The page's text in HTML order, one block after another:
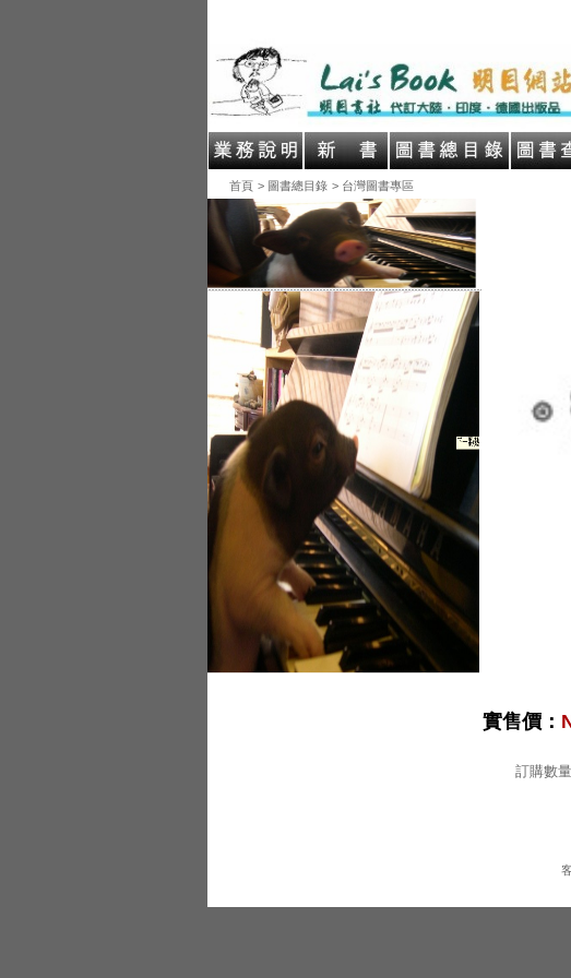
首頁 > 圖書總目錄 > 台灣圖書專區
實售價：
訂購數